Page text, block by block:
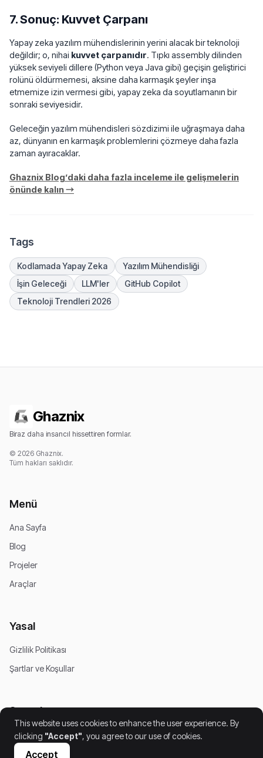
7. Sonuç: Kuvvet Çarpanı
Yapay zeka yazılım mühendislerinin yerini alacak bir teknoloji
değildir; o, nihai kuvvet çarpanıdır. Tıpkı assembly dilinden
yüksek seviyeli dillere (Python veya Java gibi) geçişin geliştirici
rolünü öldürmemesi, aksine daha karmaşık şeyler inşa
etmemize izin vermesi gibi, yapay zeka da soyutlamanın bir
sonraki seviyesidir.
Geleceğin yazılım mühendisleri sözdizimi ile uğraşmaya daha
az, dünyanın en karmaşık problemlerini çözmeye daha fazla
zaman ayıracaklar.
Ghaznix Blog’daki daha fazla inceleme ile gelişmelerin
önünde kalın →
Tags
Kodlamada Yapay Zeka
Yazılım Mühendisliği
İşin Geleceği
LLM'ler
GitHub Copilot
Teknoloji Trendleri 2026
Ghaznix
Biraz daha insancıl hissettiren formlar.
© 2026 Ghaznix.
Tüm hakları saklıdır.
Menü
Ana Sayfa
Blog
Projeler
Araçlar
Yasal
Gizlilik Politikası
Şartlar ve Koşullar
Sosyal
This website uses cookies to enhance the user experience. By
clicking "Accept", you agree to our use of cookies.
Accept